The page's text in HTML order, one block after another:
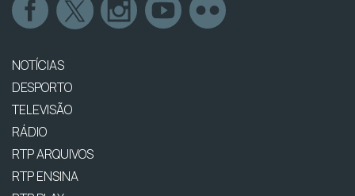
NOTÍCIAS
DESPORTO
TELEVISÃO
RÁDIO
RTP ARQUIVOS
RTP ENSINA